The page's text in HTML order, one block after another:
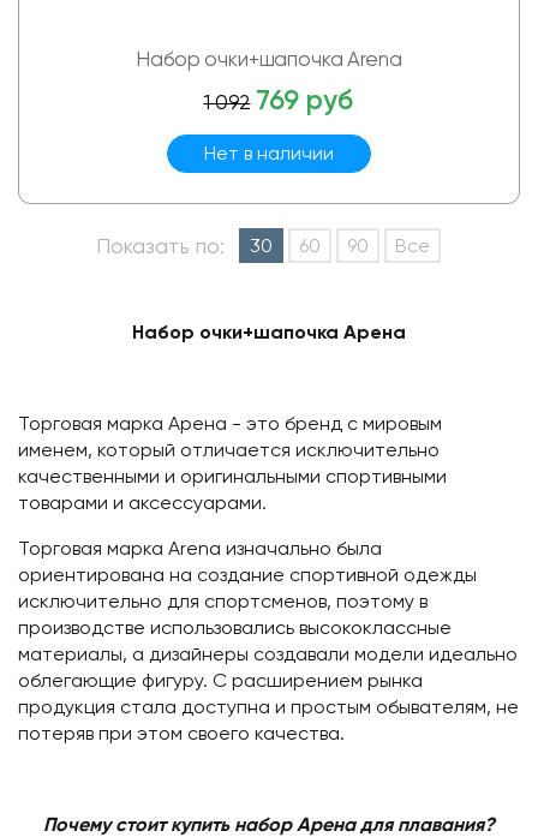
Набор очки+шапочка Arena
1 092 769 руб
Нет в наличии
Показать по: 30 60 90 Все
Набор очки+шапочка Арена
Торговая марка Арена - это бренд с мировым
именем, который отличается исключительно
качественными и оригинальными спортивными
товарами и аксессуарами.
Торговая марка Arena изначально была
ориентирована на создание спортивной одежды
исключительно для спортсменов, поэтому в
производстве использовались высококлассные
материалы, а дизайнеры создавали модели идеально
облегающие фигуру. С расширением рынка
продукция стала доступна и простым обывателям, не
потеряв при этом своего качества.
Почему стоит купить набор Арена для плавания?